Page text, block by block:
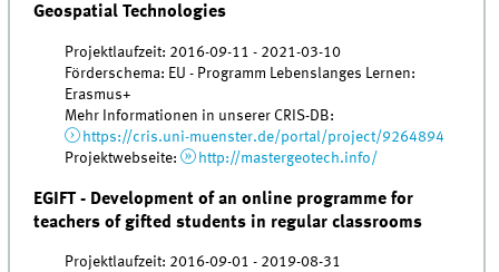
Geospatial Technologies
Projektlaufzeit: 2016-09-11 - 2021-03-10
Förderschema: EU - Programm Lebenslanges Lernen:
Erasmus+
Mehr Informationen in unserer CRIS-DB:
https://cris.uni-muenster.de/portal/project/9264894
Projektwebseite:
http://mastergeotech.info/
EGIFT - Development of an online programme for
teachers of gifted students in regular classrooms
Projektlaufzeit: 2016-09-01 - 2019-08-31